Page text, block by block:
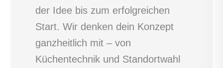
der Idee bis zum erfolgreichen
Start. Wir denken dein Konzept
ganzheitlich mit – von
Küchentechnik und Standortwahl